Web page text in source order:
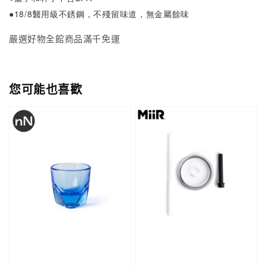
●18/8醫用級不銹鋼，不殘留味道，無金屬餘味
嚴選好物全館商品滿千免運
您可能也喜歡